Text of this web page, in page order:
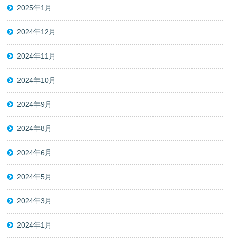
2025年1月
2024年12月
2024年11月
2024年10月
2024年9月
2024年8月
2024年6月
2024年5月
2024年3月
2024年1月